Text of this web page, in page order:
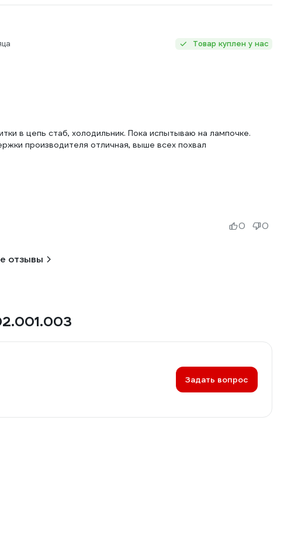
Товар куплен у нас
в цепь стаб, холодильник. Пока испытываю на лампочке.
производителя отличная, выше всех похвал
0 0
отзывы
Задать вопрос